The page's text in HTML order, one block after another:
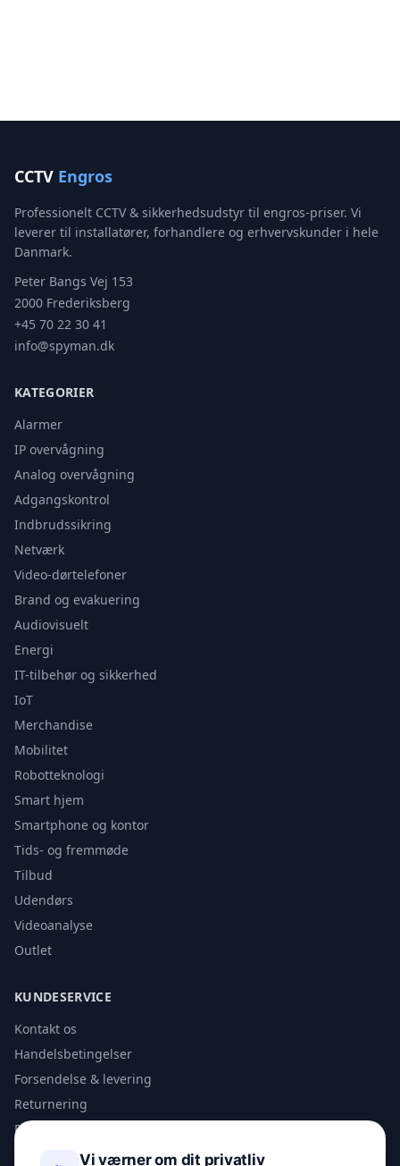
CCTV Engros
Professionelt CCTV & sikkerhedsudstyr til engros-priser. Vi
leverer til installatører, forhandlere og erhvervskunder i hele
Danmark.
Peter Bangs Vej 153
2000 Frederiksberg
+45 70 22 30 41
info@spyman.dk
KATEGORIER
Alarmer
IP overvågning
Analog overvågning
Adgangskontrol
Indbrudssikring
Netværk
Video-dørtelefoner
Brand og evakuering
Audiovisuelt
Energi
IT-tilbehør og sikkerhed
IoT
Merchandise
Mobilitet
Robotteknologi
Smart hjem
Smartphone og kontor
Tids- og fremmøde
Tilbud
Udendørs
Videoanalyse
Outlet
KUNDESERVICE
Kontakt os
Handelsbetingelser
Forsendelse & levering
Returnering
Privatlivspolitik
Vi værner om dit privatliv